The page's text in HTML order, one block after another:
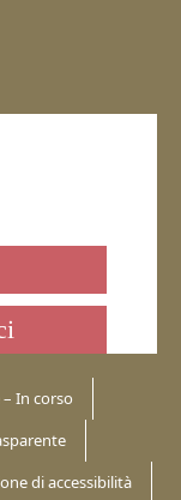
In corso
di accessibilità